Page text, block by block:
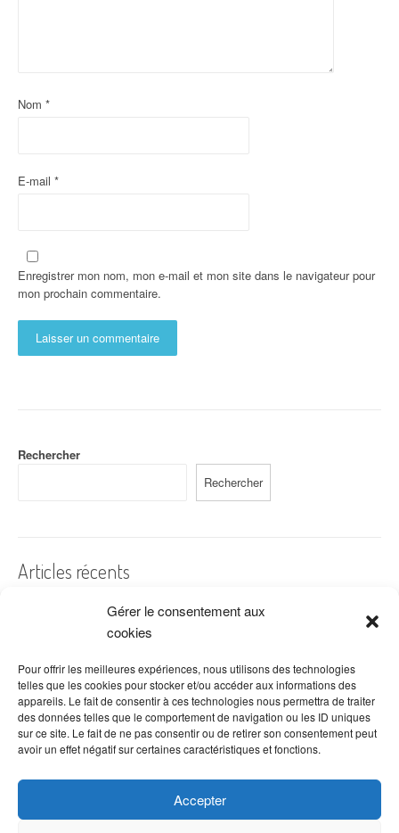
Gérer le consentement aux
cookies
Pour offrir les meilleures expériences, nous utilisons des technologies
telles que les cookies pour stocker et/ou accéder aux informations des
appareils. Le fait de consentir à ces technologies nous permettra de traiter
des données telles que le comportement de navigation ou les ID uniques
sur ce site. Le fait de ne pas consentir ou de retirer son consentement peut
avoir un effet négatif sur certaines caractéristiques et fonctions.
Accepter
Nom *
E-mail *
Enregistrer mon nom, mon e-mail et mon site dans le navigateur pour
mon prochain commentaire.
Rechercher
Rechercher
Articles récents
A quelles dates de l’année offre-t-on des fleurs ?
Les fleurs préférées des Français
Combien de fois arroser un cactus ?
Quelles fleurs offrir pour la fête des mères ?
Idées de décoration avec fleurs séchées